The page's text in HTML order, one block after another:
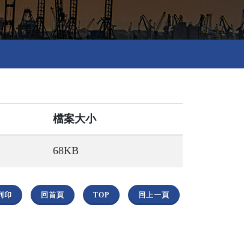
檔案大小
68KB
印 回首頁 TOP 回上一頁